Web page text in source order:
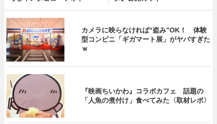
カメラに映らなければ“盗み”OK！ 体験
型コンビニ「ギガマート展」がヤバすぎた
ｗ
『映画ちいかわ』コラボカフェ 話題の
「人魚の煮付け」食べてみた〈取材レポ〉